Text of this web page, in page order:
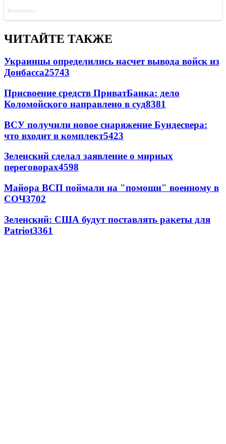
ЧИТАЙТЕ ТАКЖЕ
Украинцы определились насчет вывода войск из
Донбасса25743
Присвоение средств ПриватБанка: дело
Коломойского направлено в суд8381
ВСУ получили новое снаряжение Бундесвера:
что входит в комплект5423
Зеленский сделал заявление о мирных
переговорах4598
Майора ВСП поймали на "помощи" военному в
СОЧ3702
Зеленский: США будут поставлять ракеты для
Patriot3361